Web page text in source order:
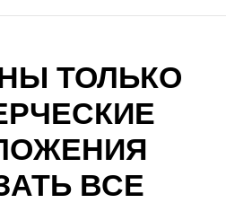
ТОЛЬКО
ВСЕ